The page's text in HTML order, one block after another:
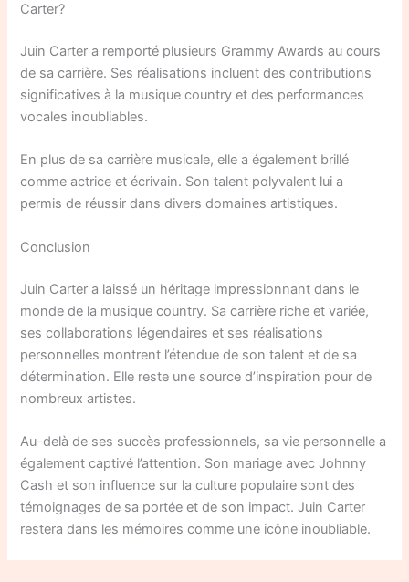
Carter?
Juin Carter a remporté plusieurs Grammy Awards au cours
de sa carrière. Ses réalisations incluent des contributions
significatives à la musique country et des performances
vocales inoubliables.
En plus de sa carrière musicale, elle a également brillé
comme actrice et écrivain. Son talent polyvalent lui a
permis de réussir dans divers domaines artistiques.
Conclusion
Juin Carter a laissé un héritage impressionnant dans le
monde de la musique country. Sa carrière riche et variée,
ses collaborations légendaires et ses réalisations
personnelles montrent l’étendue de son talent et de sa
détermination. Elle reste une source d’inspiration pour de
nombreux artistes.
Au-delà de ses succès professionnels, sa vie personnelle a
également captivé l’attention. Son mariage avec Johnny
Cash et son influence sur la culture populaire sont des
témoignages de sa portée et de son impact. Juin Carter
restera dans les mémoires comme une icône inoubliable.